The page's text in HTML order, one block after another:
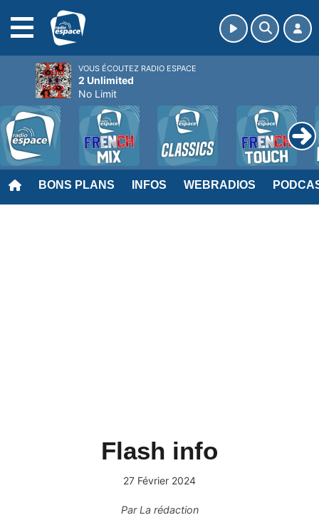
BONS PLANS INFOS WEBRADIOS
Flash info
27 Février 2024
ParLa rédaction
VOUS ÉCOUTEZ RADIO ESPACE
2 Unlimited
No Limit